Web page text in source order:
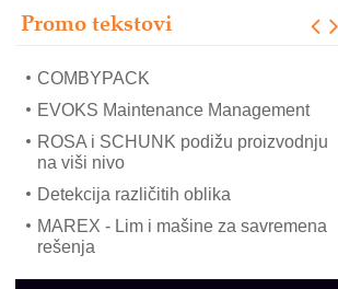
Promo tekstovi
mrežnog pretvarača sa tečnim
COMBYPACK
EVOKS Maintenance Management
ROSA i SCHUNK podižu proizvodnju
na viši nivo
Detekcija različitih oblika
MAREX - Lim i mašine za savremena
rešenja
Marcom-plast d.o.o.- vaš pouzdan